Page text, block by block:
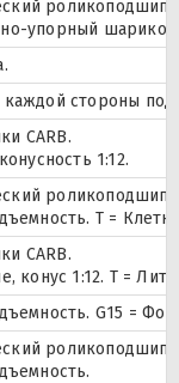
упорный
каждой стороны
CARB.
1:12.
T =
CARB.
конус 1:12. T =
G15 =